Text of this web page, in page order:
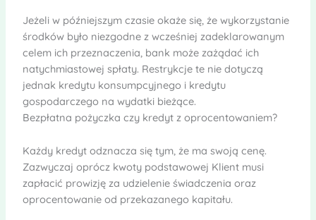
Jeżeli w późniejszym czasie okaże się, że wykorzystanie
środków było niezgodne z wcześniej zadeklarowanym
celem ich przeznaczenia, bank może zażądać ich
natychmiastowej spłaty. Restrykcje te nie dotyczą
jednak kredytu konsumpcyjnego i kredytu
gospodarczego na wydatki bieżące.
Bezpłatna pożyczka czy kredyt z oprocentowaniem?
Każdy kredyt odznacza się tym, że ma swoją cenę.
Zazwyczaj oprócz kwoty podstawowej Klient musi
zapłacić prowizję za udzielenie świadczenia oraz
oprocentowanie od przekazanego kapitału.